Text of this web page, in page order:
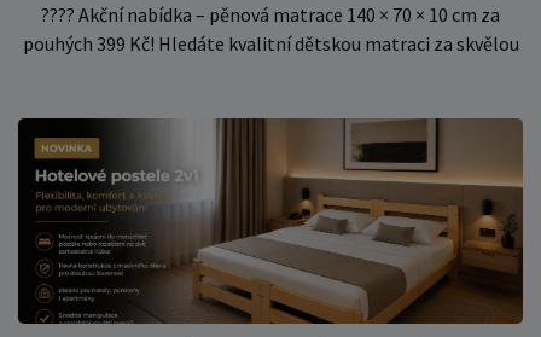
???? Akční nabídka – pěnová matrace 140 × 70 × 10 cm za
pouhých 399 Kč! Hledáte kvalitní dětskou matraci za skvělou
✅ Pohodlné pěnové jádro pro komfortní spánek dítěte ✅
Skvělá volba do dětských postýlek ✅ Výjimečně výhodná cena
– jen 399 Kč Využijte této mimořádné nabídky a pořiďte
kvalitní matraci za cenu, která patří k nejvýhodnějším na
trhu. Akce platí pouze do vyprodání zásob. Nakupujte chytře a
ušetřete!